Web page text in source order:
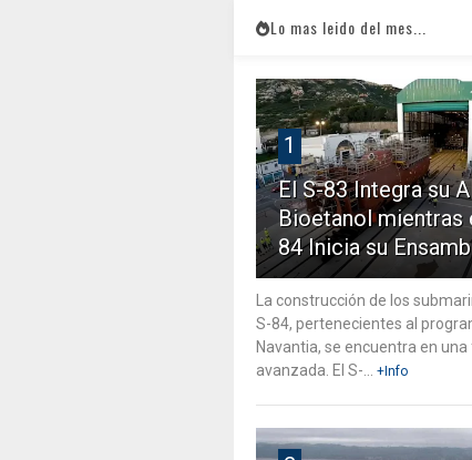
Lo mas leido del mes...
1
El S-83 Integra su
Bioetanol mientras
84 Inicia su
La construcción de los
S-84, pertenecientes al
Navantia, se encuentra en una
avanzada. El S-...
+Info